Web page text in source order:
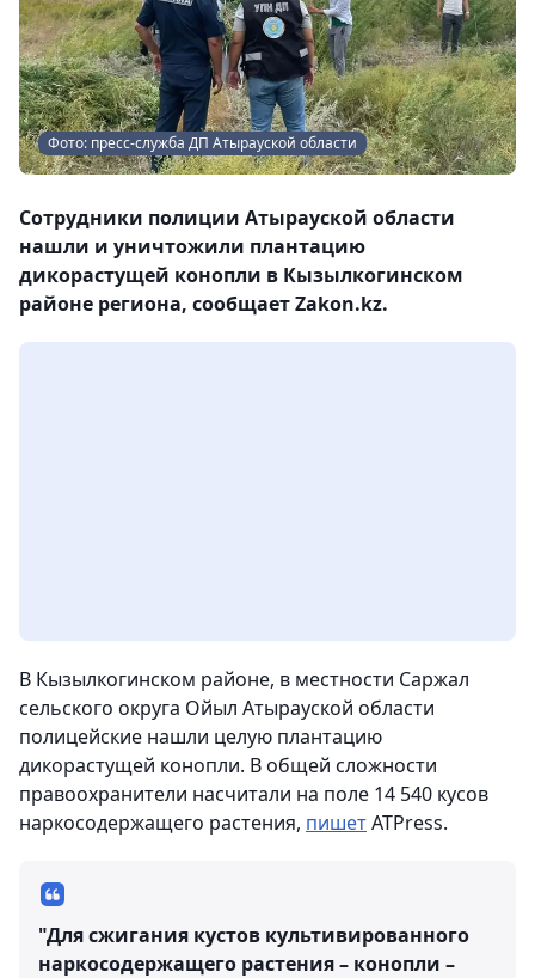
Фото: пресс-служба ДП Атырауской области
Сотрудники полиции Атырауской области
нашли и уничтожили плантацию
дикорастущей конопли в Кызылкогинском
районе региона, сообщает Zakon.kz.
В Кызылкогинском районе, в местности Саржал
сельского округа Ойыл Атырауской области
полицейские нашли целую плантацию
дикорастущей конопли. В общей сложности
правоохранители насчитали на поле 14 540 кусов
наркосодержащего растения, пишетATPress.
"Для сжигания кустов культивированного
наркосодержащего растения – конопли –